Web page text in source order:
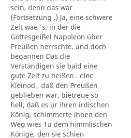
sein, denn das war
(Fortsetzung .) Ja, eine schwere
Zeit wae 's, in der die
Gottesgeißel Napoleon über
Preußen herrschte, und doch
begannen Das die
Verständigen sie bald eine
gute Zeit zu heißen . eine
Kleinod , daß den Preußen
geblieben war, bietreue so
hell, daß es ür ihren irdischen
König, schimmerte ihnen den
Weg wies 1u dem himmlischen
Könige, den sie schien